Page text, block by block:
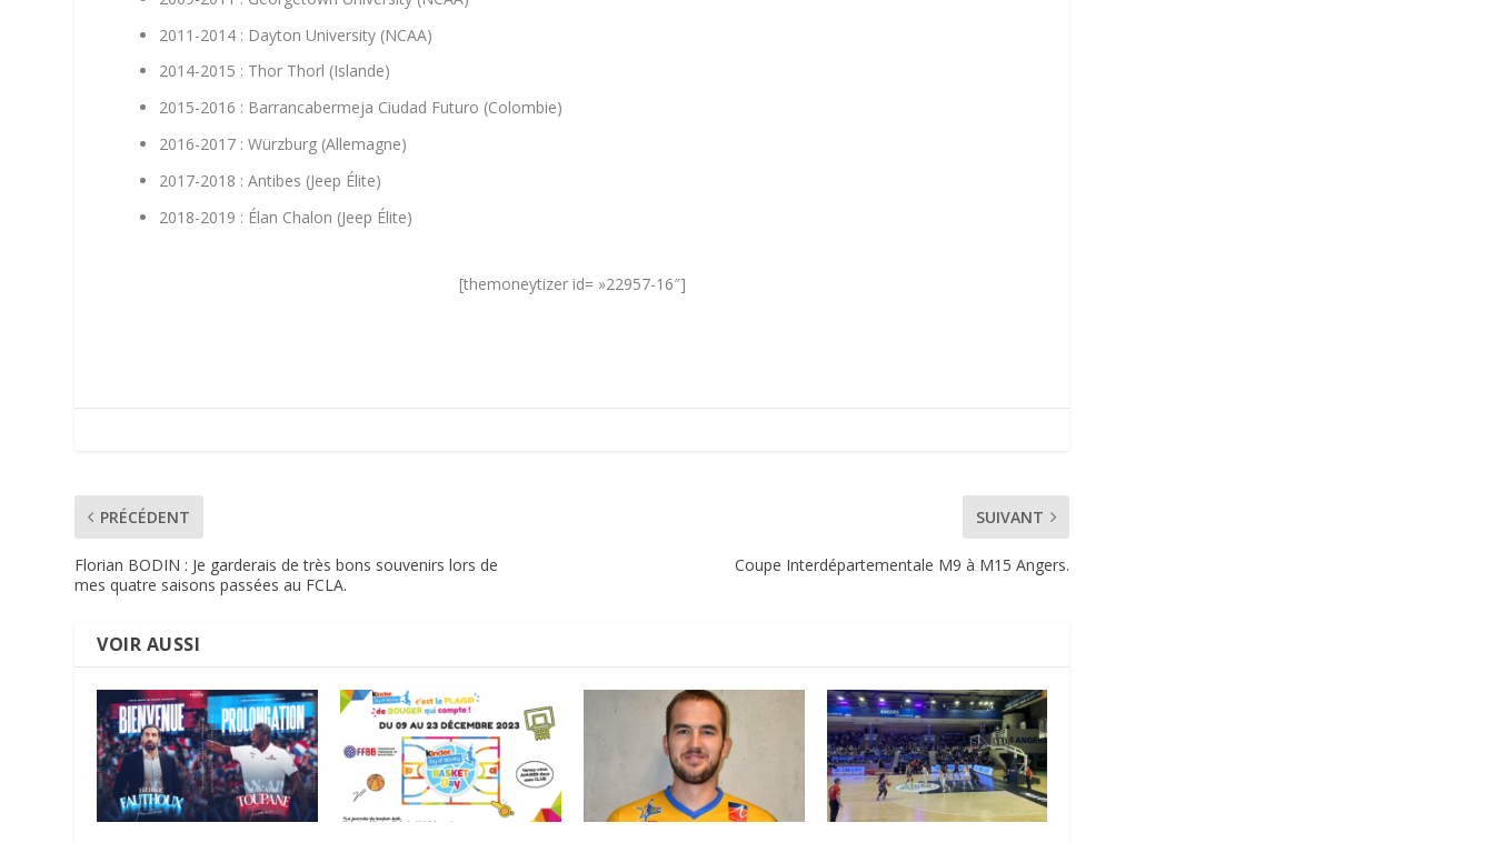
2011-2014 : Dayton University (NCAA)
2014-2015 : Thor Thorl (Islande)
2015-2016 : Barrancabermeja Ciudad Futuro (Colombie)
2016-2017 : Würzburg (Allemagne)
2017-2018 : Antibes (Jeep Élite)
2018-2019 : Élan Chalon (Jeep Élite)
[themoneytizer id= »22957-16″]
PRÉCÉDENT
Florian BODIN : Je garderais de très bons souvenirs lors de
mes quatre saisons passées au FCLA.
SUIVANT
Coupe Interdépartementale M9 à M15 Angers.
VOIR AUSSI